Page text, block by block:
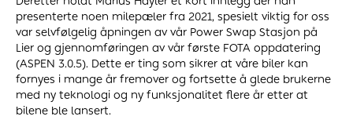
presenterte noen milepæler fra 2021, spesielt viktig for oss
var selvfølgelig åpningen av vår Power Swap Stasjon på
Lier og gjennomføringen av vår første FOTA oppdatering
(ASPEN 3.0.5). Dette er ting som sikrer at våre biler kan
fornyes i mange år fremover og fortsette å glede brukerne
med ny teknologi og ny funksjonalitet flere år etter at
bilene ble lansert.